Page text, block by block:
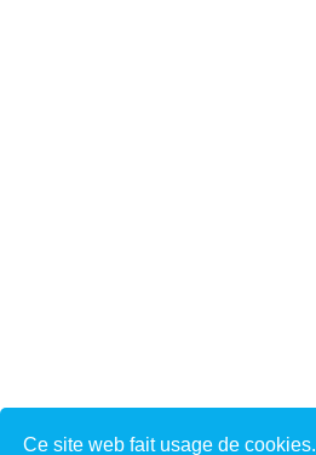
Ce site web fait usage de cookies.